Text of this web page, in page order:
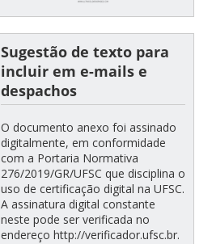
Sugestão de texto para
incluir em e-mails e
despachos
O documento anexo foi assinado
digitalmente, em conformidade
com a Portaria Normativa
276/2019/GR/UFSC que disciplina o
uso de certificação digital na UFSC.
A assinatura digital constante
neste pode ser verificada no
endereço http://verificador.ufsc.br.